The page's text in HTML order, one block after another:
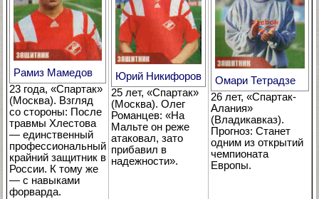
Рамиз Мамедов
23 года, «Спартак»
(Москва). Взгляд
со стороны: После
травмы Хлестова
— единственный
профессиональный
крайний защитник в
России. К тому же
— с навыками
форварда.
Юрий Никифоров
25 лет, «Спартак»
(Москва). Олег
Романцев: «На
Мальте он реже
атаковал, зато
прибавил в
надежности».
Омари Тетрадзе
26 лет, «Спартак-
Алания»
(Владикавказ).
Прогноз: Станет
одним из открытий
чемпионата
Европы.